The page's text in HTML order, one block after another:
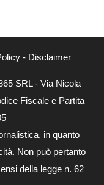
- Disclaimer
SRL - Via Nicola
Fiscale e Partita
in quanto
Non può pertanto
della legge n. 62